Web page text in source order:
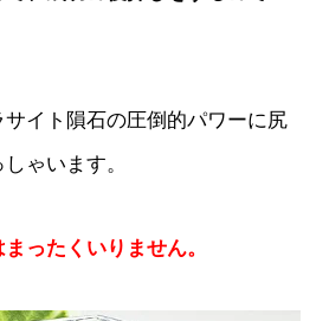
イト隕石の圧倒的パワーに尻
ゃいます。
ったくいりません。